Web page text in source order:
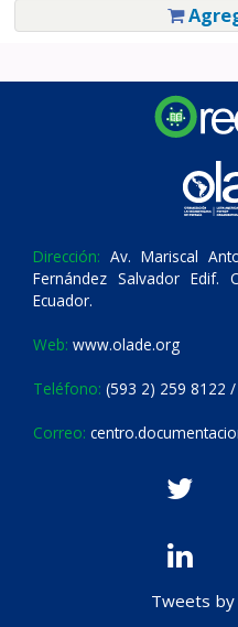
Dirección: Av. Mariscal
Fernández Salvador
Ecuador.
Web: www.olade.org
Teléfono: (593 2) 259 8122
Correo:
Tweets by